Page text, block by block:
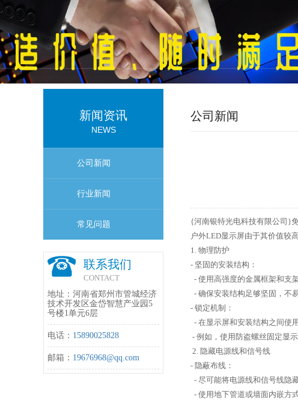
新闻资讯
NEWS
公司新闻
行业新闻
常见问题
联系我们
CONTACT
地址：河南省郑州市管城经济
技术开发区金岱智慧产业园5
号楼1单元6层
电话： 15890025828
邮箱： 19676968@qq.com
公司新闻
{河南银特光电科技有限公司}
户外LED显示屏由于其价值较
1. 物理防护
- 坚固的安装结构：
- 使用高强度的金属框架和支
- 确保安装结构足够坚固，不
- 锁定机制：
- 在显示屏和安装结构之间使
- 例如，使用防盗螺丝固定显
2. 隐藏电源线和信号线
- 隐蔽布线：
- 尽可能将电源线和信号线隐
- 使用地下管道或墙面内嵌方